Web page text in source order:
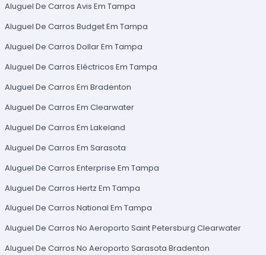
Aluguel De Carros Avis Em Tampa
Aluguel De Carros Budget Em Tampa
Aluguel De Carros Dollar Em Tampa
Aluguel De Carros Eléctricos Em Tampa
Aluguel De Carros Em Bradenton
Aluguel De Carros Em Clearwater
Aluguel De Carros Em Lakeland
Aluguel De Carros Em Sarasota
Aluguel De Carros Enterprise Em Tampa
Aluguel De Carros Hertz Em Tampa
Aluguel De Carros National Em Tampa
Aluguel De Carros No Aeroporto Saint Petersburg Clearwater
Aluguel De Carros No Aeroporto Sarasota Bradenton